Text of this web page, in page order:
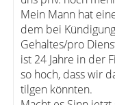
Mein Mann hat
dem bei
Gehaltes/pro
ist 24 Jahre in der
so hoch, dass wir
tilgen könnten.